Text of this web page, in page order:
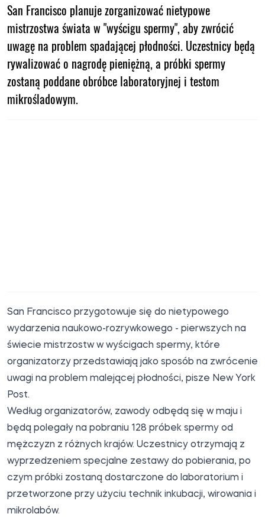
San Francisco planuje zorganizować nietypowe
mistrzostwa świata w "wyścigu spermy", aby zwrócić
uwagę na problem spadającej płodności. Uczestnicy będą
rywalizować o nagrodę pieniężną, a próbki spermy
zostaną poddane obróbce laboratoryjnej i testom
mikrośladowym.
San Francisco przygotowuje się do nietypowego
wydarzenia naukowo-rozrywkowego - pierwszych na
świecie mistrzostw w wyścigach spermy, które
organizatorzy przedstawiają jako sposób na zwrócenie
uwagi na problem malejącej płodności, pisze New York
Post.
Według organizatorów, zawody odbędą się w maju i
będą polegały na pobraniu 128 próbek spermy od
mężczyzn z różnych krajów. Uczestnicy otrzymają z
wyprzedzeniem specjalne zestawy do pobierania, po
czym próbki zostaną dostarczone do laboratorium i
przetworzone przy użyciu technik inkubacji, wirowania i
mikrolabów.